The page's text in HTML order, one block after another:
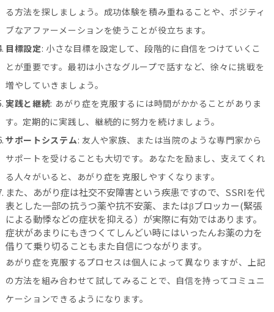
る方法を探しましょう。成功体験を積み重ねることや、ポジティ
ブなアファーメーションを使うことが役立ちます。
目標設定: 小さな目標を設定して、段階的に自信をつけていくこ
とが重要です。最初は小さなグループで話すなど、徐々に挑戦を
増やしていきましょう。
実践と継続: あがり症を克服するには時間がかかることがありま
す。定期的に実践し、継続的に努力を続けましょう。
サポートシステム: 友人や家族、または当院のような専門家から
サポートを受けることも大切です。あなたを励まし、支えてくれ
る人々がいると、あがり症を克服しやすくなります。
また、あがり症は社交不安障害という疾患ですので、SSRIを代
表とした一部の抗うつ薬や抗不安薬、またはβブロッカー(緊張
による動悸などの症状を抑える）が実際に有効ではあります。
症状があまりにもきつくてしんどい時にはいったんお薬の力を
借りて乗り切ることもまた自信につながります。
あがり症を克服するプロセスは個人によって異なりますが、上記
の方法を組み合わせて試してみることで、自信を持ってコミュニ
ケーションできるようになります。